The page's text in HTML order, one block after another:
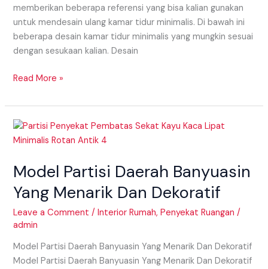
memberikan beberapa referensi yang bisa kalian gunakan
untuk mendesain ulang kamar tidur minimalis. Di bawah ini
beberapa desain kamar tidur minimalis yang mungkin sesuai
dengan sesukaan kalian. Desain
Read More »
Model Partisi Daerah Banyuasin
Yang Menarik Dan Dekoratif
Leave a Comment /Interior Rumah,Penyekat Ruangan /
admin
Model Partisi Daerah Banyuasin Yang Menarik Dan Dekoratif
Model Partisi Daerah Banyuasin Yang Menarik Dan Dekoratif
Model
Partisi
Banyuasin
Menarik
Dan
Dekoratif